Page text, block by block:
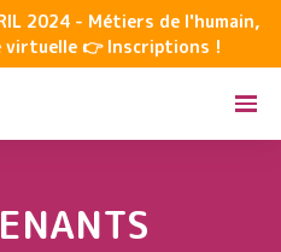
2024 - Métiers de l'humain,
virtuelle 👉 Inscriptions !